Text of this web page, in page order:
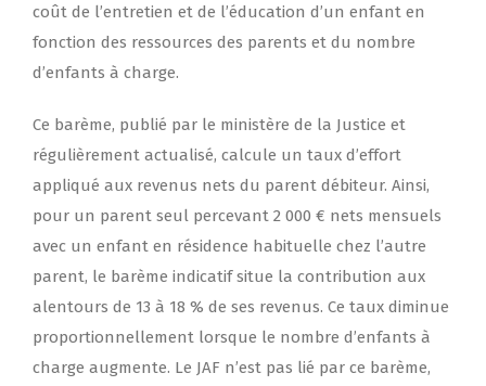
coût de l’entretien et de l’éducation d’un enfant en
fonction des ressources des parents et du nombre
d’enfants à charge.
Ce barème, publié par le ministère de la Justice et
régulièrement actualisé, calcule un taux d’effort
appliqué aux revenus nets du parent débiteur. Ainsi,
pour un parent seul percevant 2 000 € nets mensuels
avec un enfant en résidence habituelle chez l’autre
parent, le barème indicatif situe la contribution aux
alentours de 13 à 18 % de ses revenus. Ce taux diminue
proportionnellement lorsque le nombre d’enfants à
charge augmente. Le JAF n’est pas lié par ce barème,